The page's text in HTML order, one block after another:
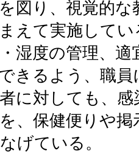
図り、視覚的
えて実施して
湿度の管理、
きるよう、職
に対しても、
、保健便りや
げている。